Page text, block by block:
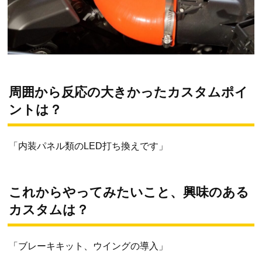
周囲から反応の大きかったカスタムポイ
ントは？
「内装パネル類のLED打ち換えです」
これからやってみたいこと、興味のある
カスタムは？
「ブレーキキット、ウイングの導入」